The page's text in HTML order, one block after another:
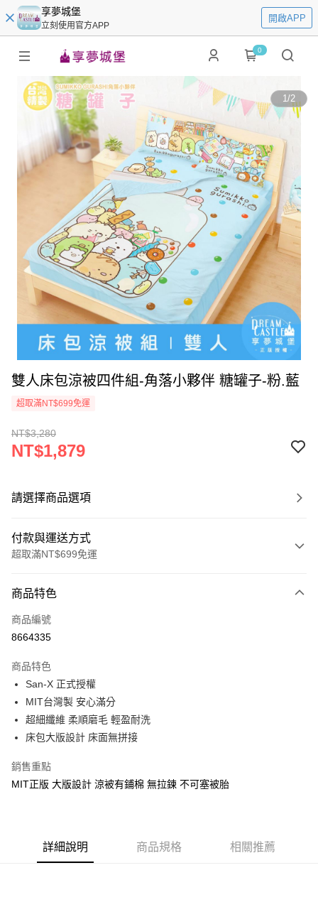
享夢城堡
立刻使用官方APP
開啟APP
0
1/2
雙人床包涼被四件組-角落小夥伴 糖罐子-粉.藍
超取滿NT$699免運
NT$3,280
NT$1,879
請選擇商品選項
付款與運送方式
超取滿NT$699免運
信用卡一次付款
超商取貨付款
Apple Pay
街口支付
悠遊付
Google Pay
ATM付款
全家★依產品說明
每筆NT$60，滿NT$699(含以上)免運費
商品特色
商品編號
8664335
商品特色
San-X 正式授權
MIT台灣製 安心滿分
超細纖維 柔順磨毛 輕盈耐洗
床包大版設計 床面無拼接
銷售重點
MIT正版 大版設計 涼被有鋪棉 無拉鍊 不可塞被胎
詳細說明 商品規格 相關推薦